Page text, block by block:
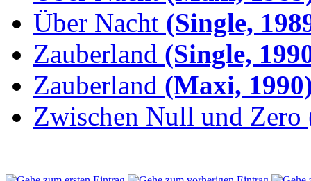
Über Nacht (Single,
Zauberland (Single,
Zauberland (Maxi,
Zwischen Null und Zero